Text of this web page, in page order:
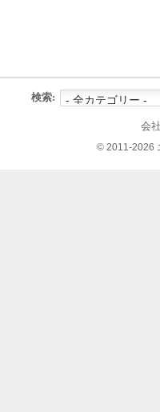
検索:
会
© 2011-2026